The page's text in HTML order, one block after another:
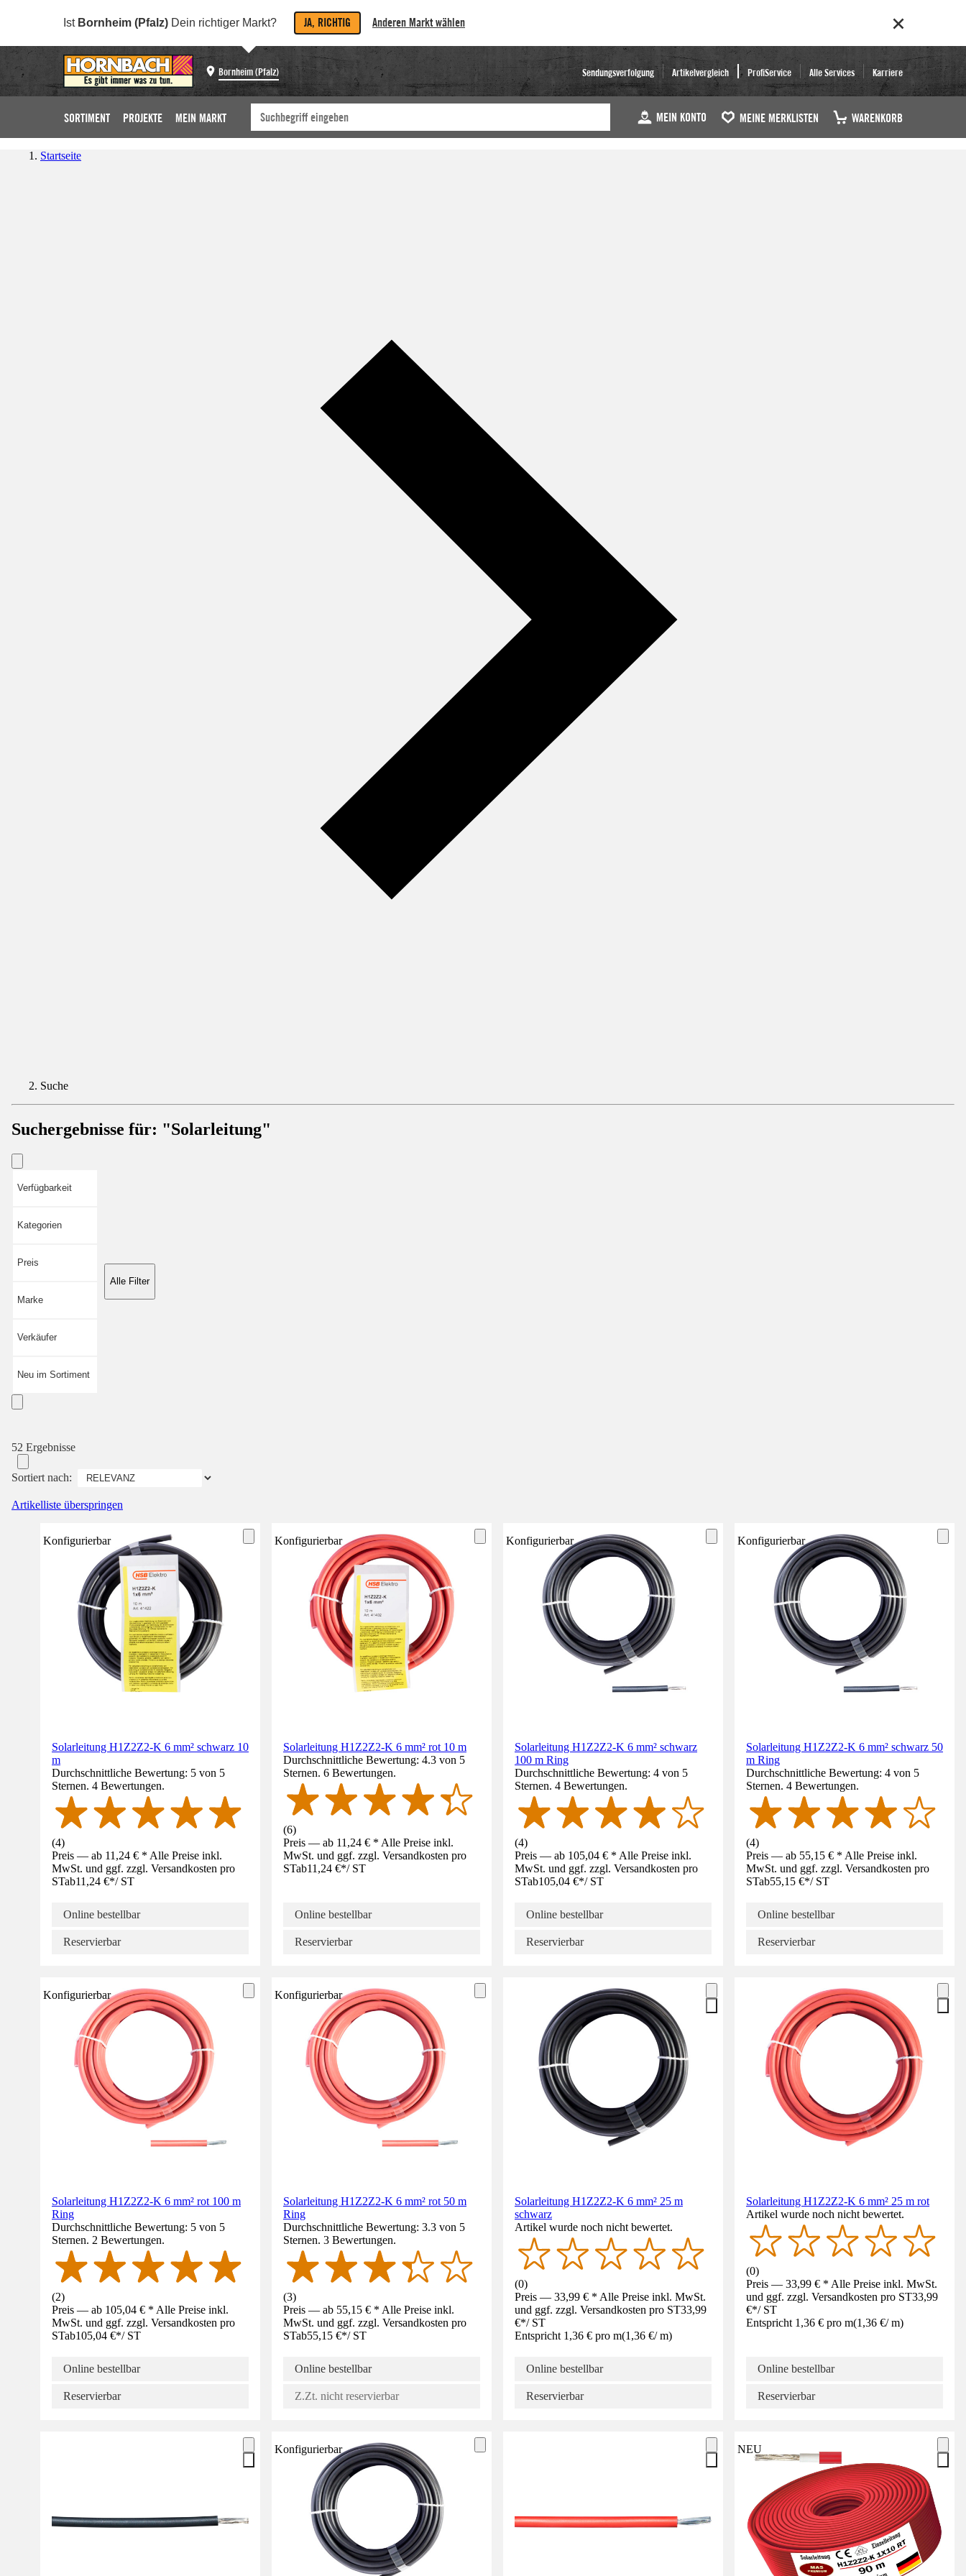
Ist Bornheim (Pfalz) Dein richtiger Markt? JA, RICHTIG Anderen Markt wählen
Bornheim (Pfalz) Sendungsverfolgung Artikelvergleich ProfiService Alle Services Karriere
SORTIMENT PROJEKTE MEIN MARKT MEIN KONTO MEINE MERKLISTEN WARENKORB
Startseite
Suche
Suchergebnisse für: "Solarleitung"
Verfügbarkeit
Kategorien
Preis
Marke
Verkäufer
Neu im Sortiment
Alle Filter
52 Ergebnisse
Sortiert nach:
Artikelliste überspringen
Konfigurierbar
Solarleitung H1Z2Z2-K 6 mm² schwarz 10
m
Durchschnittliche Bewertung: 5 von 5
Sternen. 4 Bewertungen.
(4)
Preis — ab 11,24 € * Alle Preise inkl.
MwSt. und ggf. zzgl. Versandkosten pro
STab11,24 €*/ ST
Online bestellbar
Reservierbar
Konfigurierbar
Solarleitung H1Z2Z2-K 6 mm² rot 10 m
Durchschnittliche Bewertung: 4.3 von 5
Sternen. 6 Bewertungen.
(6)
Preis — ab 11,24 € * Alle Preise inkl.
MwSt. und ggf. zzgl. Versandkosten pro
STab11,24 €*/ ST
Online bestellbar
Reservierbar
Konfigurierbar
Solarleitung H1Z2Z2-K 6 mm² schwarz
100 m Ring
Durchschnittliche Bewertung: 4 von 5
Sternen. 4 Bewertungen.
(4)
Preis — ab 105,04 € * Alle Preise inkl.
MwSt. und ggf. zzgl. Versandkosten pro
STab105,04 €*/ ST
Online bestellbar
Reservierbar
Konfigurierbar
Solarleitung H1Z2Z2-K 6 mm² schwarz 50
m Ring
Durchschnittliche Bewertung: 4 von 5
Sternen. 4 Bewertungen.
(4)
Preis — ab 55,15 € * Alle Preise inkl.
MwSt. und ggf. zzgl. Versandkosten pro
STab55,15 €*/ ST
Online bestellbar
Reservierbar
Konfigurierbar
Solarleitung H1Z2Z2-K 6 mm² rot 100 m
Ring
Durchschnittliche Bewertung: 5 von 5
Sternen. 2 Bewertungen.
(2)
Preis — ab 105,04 € * Alle Preise inkl.
MwSt. und ggf. zzgl. Versandkosten pro
STab105,04 €*/ ST
Online bestellbar
Reservierbar
Konfigurierbar
Solarleitung H1Z2Z2-K 6 mm² rot 50 m
Ring
Durchschnittliche Bewertung: 3.3 von 5
Sternen. 3 Bewertungen.
(3)
Preis — ab 55,15 € * Alle Preise inkl.
MwSt. und ggf. zzgl. Versandkosten pro
STab55,15 €*/ ST
Online bestellbar
Z.Zt. nicht reservierbar
Solarleitung H1Z2Z2-K 6 mm² 25 m
schwarz
Artikel wurde noch nicht bewertet.
(0)
Preis — 33,99 € * Alle Preise inkl. MwSt.
und ggf. zzgl. Versandkosten pro ST33,99
€*/ ST
Entspricht 1,36 € pro m(1,36 €/ m)
Online bestellbar
Reservierbar
Solarleitung H1Z2Z2-K 6 mm² 25 m rot
Artikel wurde noch nicht bewertet.
(0)
Preis — 33,99 € * Alle Preise inkl. MwSt.
und ggf. zzgl. Versandkosten pro ST33,99
€*/ ST
Entspricht 1,36 € pro m(1,36 €/ m)
Online bestellbar
Reservierbar
Konfigurierbar NEU